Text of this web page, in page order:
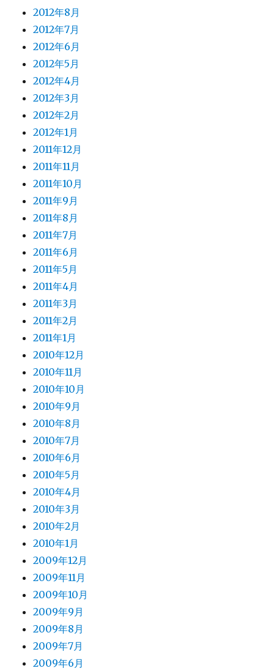
2012年8月
2012年7月
2012年6月
2012年5月
2012年4月
2012年3月
2012年2月
2012年1月
2011年12月
2011年11月
2011年10月
2011年9月
2011年8月
2011年7月
2011年6月
2011年5月
2011年4月
2011年3月
2011年2月
2011年1月
2010年12月
2010年11月
2010年10月
2010年9月
2010年8月
2010年7月
2010年6月
2010年5月
2010年4月
2010年3月
2010年2月
2010年1月
2009年12月
2009年11月
2009年10月
2009年9月
2009年8月
2009年7月
2009年6月